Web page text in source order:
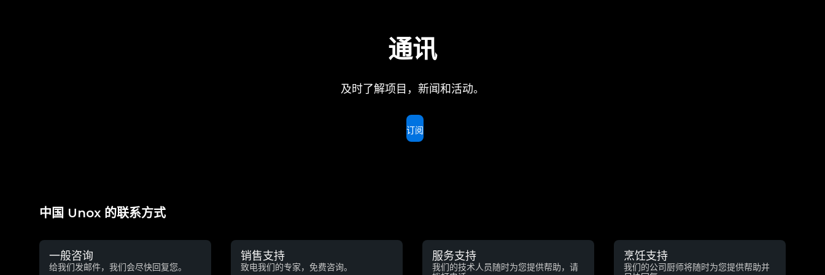
通讯
及时了解项目，新闻和活动。
订阅
中国 Unox 的联系方式
一般咨询
给我们发邮件，我们会尽快回复您。
销售支持
致电我们的专家，免费咨询。
服务支持
我们的技术人员随时为您提供帮助，请
烹饪支持
我们的公司厨师将随时为您提供帮助并